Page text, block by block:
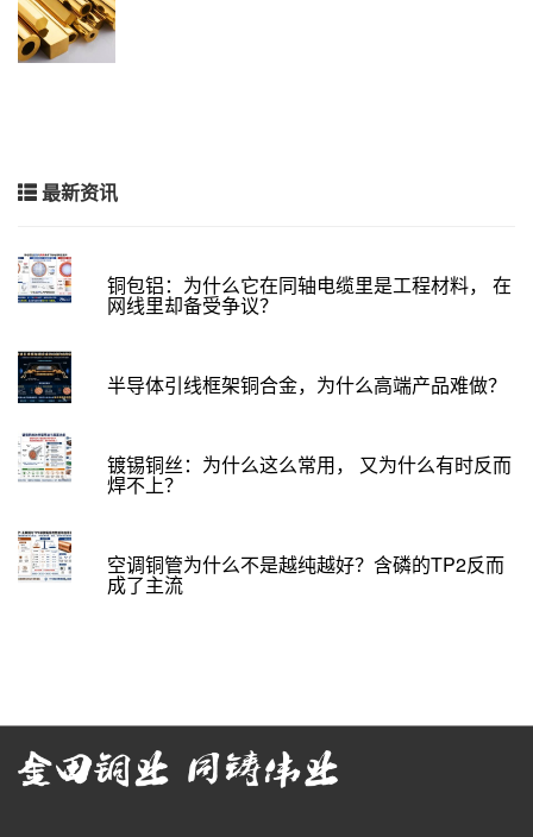
最新资讯
铜包铝：为什么它在同轴电缆里是工程材料， 在
网线里却备受争议？
半导体引线框架铜合金，为什么高端产品难做？
镀锡铜丝：为什么这么常用， 又为什么有时反而
焊不上？
空调铜管为什么不是越纯越好？含磷的TP2反而
成了主流